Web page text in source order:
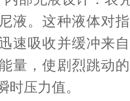
液。这种液体对
速吸收并缓冲来
量，使剧烈跳动
时压力值。